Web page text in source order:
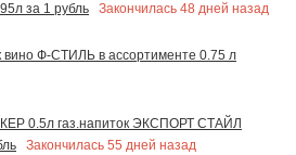
за 1 рубль Закончилась 48 дней назад
вино Ф-СТИЛЬ в ассортименте 0.75 л
0.5л газ.напиток ЭКСПОРТ СТАЙЛ
Закончилась 55 дней назад